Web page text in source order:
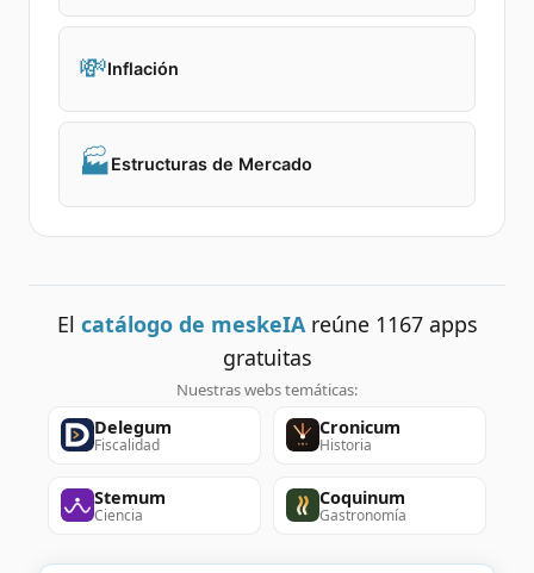
💸Inflación
🏭Estructuras de Mercado
El catálogo de meskeIA reúne 1167apps
gratuitas
Nuestras webs temáticas:
Delegum
Fiscalidad
Cronicum
Historia
Stemum
Ciencia
Coquinum
Gastronomía